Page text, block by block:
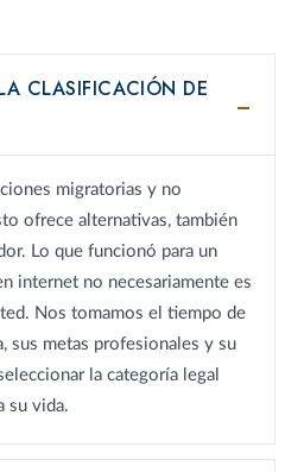
CLASIFICACIÓN DE
migratorias y no
ofrece alternativas, también
Lo que funcionó para un
internet no necesariamente es
Nos tomamos el tiempo de
sus metas profesionales y su
la categoría legal
su vida.